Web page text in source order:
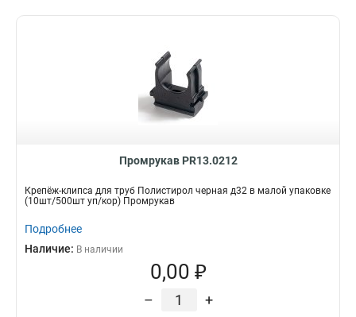
Промрукав PR13.0212
Крепёж-клипса для труб Полистирол черная д32 в малой упаковке
(10шт/500шт уп/кор) Промрукав
Подробнее
Наличие: В наличии
0,00 ₽
– +